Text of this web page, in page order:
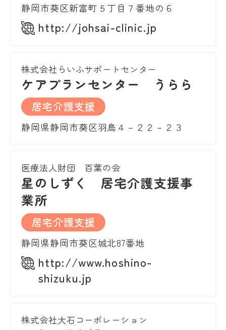
静岡市葵区新富町５丁目７番地の６
http://johsai-clinic.jp
株式会社らいふサポートセンター
ケアプランセンター うらら
居宅介護支援
静岡県静岡市葵区羽鳥４－２２－２３
医療法人財団 百葉の会
星のしずく 居宅介護支援事
業所
居宅介護支援
静岡県静岡市葵区城北87番地
http://www.hoshino-
shizuku.jp
株式会社大石コーポレーション